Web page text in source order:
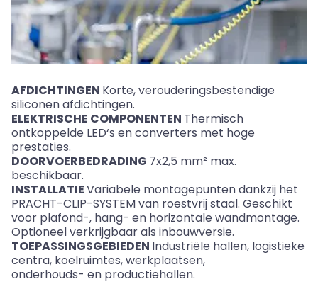
AFDICHTINGEN Korte, verouderingsbestendige
siliconen afdichtingen.
ELEKTRISCHE COMPONENTEN Thermisch
ontkoppelde LED‘s en converters met hoge
prestaties.
DOORVOERBEDRADING 7x2,5 mm² max.
beschikbaar.
INSTALLATIEVariabele montagepunten dankzij het
PRACHT-CLIP-SYSTEM van roestvrij staal. Geschikt
voor plafond-, hang- en horizontale wandmontage.
Optioneel verkrijgbaar als inbouwversie.
TOEPASSINGSGEBIEDEN Industriële hallen, logistieke
centra, koelruimtes, werkplaatsen,
onderhouds- en productiehallen.